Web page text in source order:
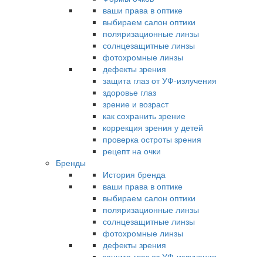
ваши права в оптике
выбираем салон оптики
поляризационные линзы
солнцезащитные линзы
фотохромные линзы
дефекты зрения
защита глаз от УФ-излучения
здоровье глаз
зрение и возраст
как сохранить зрение
коррекция зрения у детей
проверка остроты зрения
рецепт на очки
Бренды
История бренда
ваши права в оптике
выбираем салон оптики
поляризационные линзы
солнцезащитные линзы
фотохромные линзы
дефекты зрения